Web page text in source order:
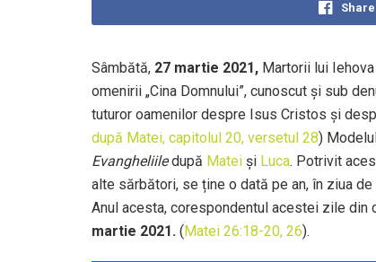
Sâmbătă, 27 martie 2021, Martorii lui
omenirii „Cina Domnului”, cunoscut și sub
tuturor oamenilor despre Isus Cristos și
după Matei, capitolul 20, versetul 28)
Evangheliiledupă Matei și Luca. Potrivit
alte sărbători, se ține o dată pe an, în ziua
Anul acesta, corespondentul acestei zile din
martie 2021. ( Matei 26:18-20, 26).